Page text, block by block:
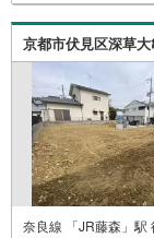
大活用ま
しい家」
えません
京都市伏見区深草
奈良線 「JR藤森」駅